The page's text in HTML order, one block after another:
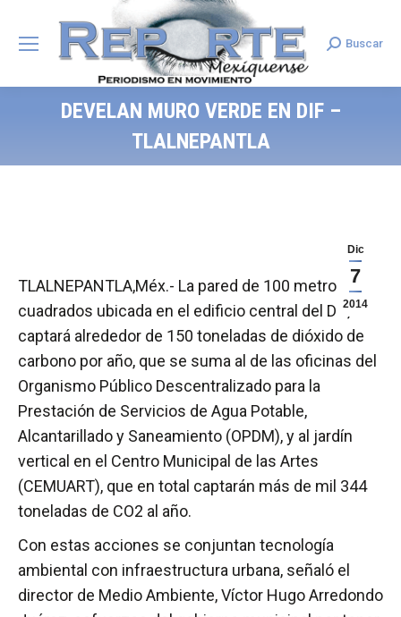
Search:
Buscar
DEVELAN MURO VERDE EN DIF –
TLALNEPANTLA
Dic
7
2014
TLALNEPANTLA,Méx.- La pared de 100 metros
cuadrados ubicada en el edificio central del DIF,
captará alrededor de 150 toneladas de dióxido de
carbono por año, que se suma al de las oficinas del
Organismo Público Descentralizado para la
Prestación de Servicios de Agua Potable,
Alcantarillado y Saneamiento (OPDM), y al jardín
vertical en el Centro Municipal de las Artes
(CEMUART), que en total captarán más de mil 344
toneladas de CO2 al año.
Con estas acciones se conjuntan tecnología
ambiental con infraestructura urbana, señaló el
director de Medio Ambiente, Víctor Hugo Arredondo